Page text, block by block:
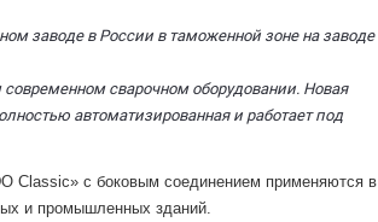
заводе в России в таможенной зоне на заводе
сварочном оборудовании. Новая
автоматизированная и работает под
Classic» с боковым соединением применяются в
и промышленных зданий.